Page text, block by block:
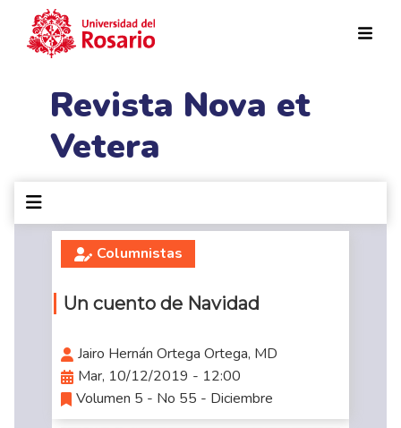
Revista Nova et
Vetera
Columnistas
Un cuento de Navidad
Jairo Hernán Ortega Ortega, MD
Mar, 10/12/2019 - 12:00
Volumen 5 - No 55 - Diciembre